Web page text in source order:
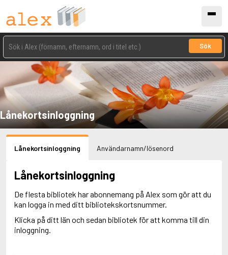
Sök
Lånekortsinloggning
Lånekortsinloggning Användarnamn/lösenord
Lånekortsinloggning
De flesta bibliotek har abonnemang på Alex som gör att du
kan logga in med ditt bibliotekskortsnummer.
Klicka på ditt län och sedan bibliotek för att komma till din
inloggning.